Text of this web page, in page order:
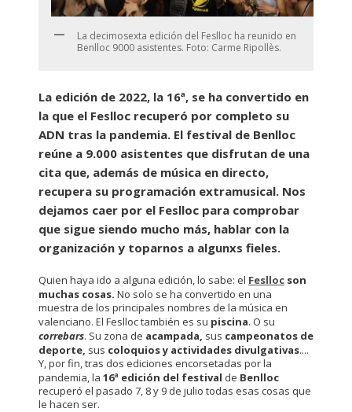
La decimosexta edición del Feslloc ha reunido en
Benlloc 9000 asistentes. Foto: Carme Ripollès.
La edición de 2022, la 16ª, se ha convertido en
la que el Feslloc recuperó por completo su
ADN tras la pandemia. El festival de Benlloc
reúne a 9.000 asistentes que disfrutan de una
cita que, además de música en directo,
recupera su programación extramusical. Nos
dejamos caer por el Feslloc para comprobar
que sigue siendo mucho más, hablar con la
organización y toparnos a algunxs fieles.
Quien haya ido a alguna edición, lo sabe: el Feslloc son
muchas cosas. No solo se ha convertido en una
muestra de los principales nombres de la música en
valenciano. El Feslloc también es su piscina. O su
correbars. Su zona de acampada, sus campeonatos de
deporte, sus coloquiosy actividades divulgativas....
Y, por fin, tras dos ediciones encorsetadas por la
pandemia, la 16ª edición del festival de Benlloc
recuperó el pasado 7, 8 y 9 de julio todas esas cosas que
le hacen ser.